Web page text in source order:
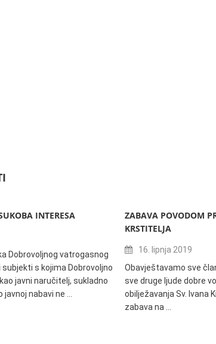
INTERESA
Dobrovoljnog vatrogasnog
s kojima Dobrovoljno
javni naručitelj, sukladno
nabavi ne …
ZABAVA POVODOM
KRSTITELJA
16. lipnja 2019
Obavještavamo sve
sve druge ljude dobre
obilježavanja Sv. Ivana
zabava na …